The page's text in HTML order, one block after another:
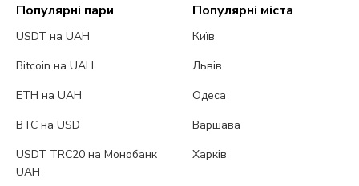
Популярні пари
USDT на UAH
Bitcoin на UAH
ETH на UAH
BTC на USD
USDT TRC20 на Монобанк
UAH
Популярні міста
Київ
Львів
Одеса
Варшава
Харків